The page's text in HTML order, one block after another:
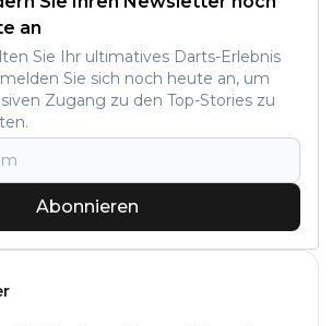
an
Sie Ihr ultimatives Darts-Erlebnis
Sie sich noch heute an, um
Zugang zu den Top-Stories zu
Abonnieren